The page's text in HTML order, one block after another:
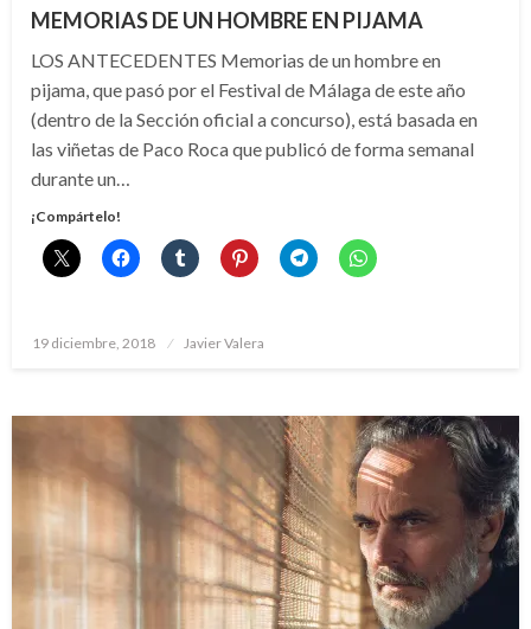
MEMORIAS DE UN HOMBRE EN PIJAMA
LOS ANTECEDENTES Memorias de un hombre en
pijama, que pasó por el Festival de Málaga de este año
(dentro de la Sección oficial a concurso), está basada en
las viñetas de Paco Roca que publicó de forma semanal
durante un…
¡Compártelo!
Publicado
19 diciembre, 2018 Javier Valera